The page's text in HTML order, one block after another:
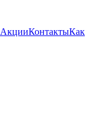
АкцииКонтактыКак